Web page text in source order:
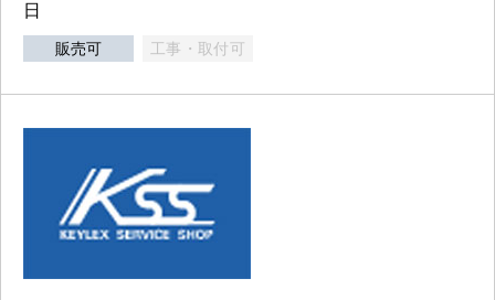
日
販売可 工事・取付可